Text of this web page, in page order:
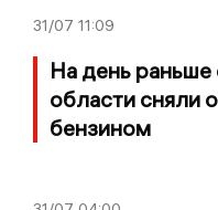
31/07 11:09
На день раньше
области сняли
бензином